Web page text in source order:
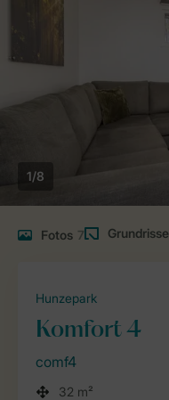
1/8
Fotos 7 Grundrisse
Hunzepark
Komfort 4
comf4
32 m²